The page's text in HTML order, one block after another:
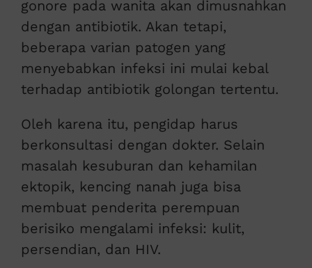
gonore pada wanita akan dimusnahkan
dengan antibiotik. Akan tetapi,
beberapa varian patogen yang
menyebabkan infeksi ini mulai kebal
terhadap antibiotik golongan tertentu.
Oleh karena itu, pengidap harus
berkonsultasi dengan dokter. Selain
masalah kesuburan dan kehamilan
ektopik, kencing nanah juga bisa
membuat penderita perempuan
berisiko mengalami infeksi: kulit,
persendian, dan HIV.